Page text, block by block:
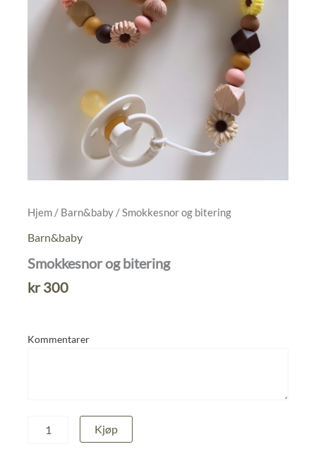
Hjem / Barn&baby / Smokkesnor og bitering
Barn&baby
Smokkesnor og bitering
kr300
Kommentarer
Smokkesnor
Kjøp